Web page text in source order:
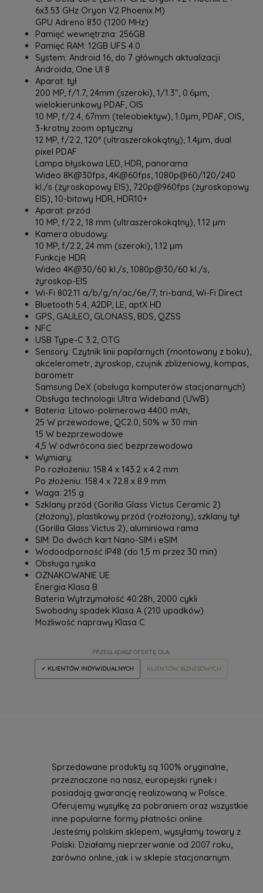
6x3.53 GHz Oryon V2 Phoenix M)
GPU Adreno 830 (1200 MHz)
Pamięć wewnętrzna: 256GB
Pamięć RAM: 12GB UFS 4.0
System: Android 16, do 7 głównych aktualizacji
Androida, One UI 8
Aparat: tył
‎200 MP, f/1.7, 24mm (szeroki), 1/1.3", 0.6μm,
wielokierunkowy PDAF, OIS
10 MP, f/2.4, 67mm (teleobiektyw), 1.0μm, PDAF, OIS,
3-krotny zoom optyczny
12 MP, f/2.2, 120° (ultraszerokokątny), 1.4μm, dual
pixel PDAF
Lampa błyskowa LED, HDR, panorama
Wideo 8K@30fps, 4K@60fps, 1080p@60/120/240
kl./s (żyroskopowy EIS), 720p@960fps (żyroskopowy
EIS), 10-bitowy HDR, HDR10+
Aparat: przód
10 MP, f/2.2, 18 mm (ultraszerokokątny), 1.12 μm
Kamera obudowy:‎
10 MP, f/2.2, 24 mm (szeroki), 1.12 μm
Funkcje HDR
Wideo 4K@30/60 kl./s, 1080p@30/60 kl./s,
żyroskop-EIS
Wi-Fi 802.11 a/b/g/n/ac/6e/7, tri-band, Wi-Fi Direct
Bluetooth 5.4, A2DP, LE, aptX HD
GPS, GALILEO, GLONASS, BDS, QZSS
NFC
USB Type-C 3.2, OTG
Sensory: Czytnik linii papilarnych (montowany z boku),
akcelerometr, żyroskop, czujnik zbliżeniowy, kompas,
barometr
Samsung DeX (obsługa komputerów stacjonarnych)
Obsługa technologii Ultra Wideband (UWB)
Bateria: Litowo-polimerowa 4400 mAh,
‎‎25 W przewodowe, QC2.0, 50% w 30 min
15 W bezprzewodowe
4,5 W odwrócona sieć bezprzewodowa
Wymiary:
‎Po rozłożeniu: 158.4 x 143.2 x 4.2 mm
‎Po złożeniu: 158.4 x 72.8 x 8.9 mm
Waga: 215 g
Szklany przód (Gorilla Glass Victus Ceramic 2)
(złożony), plastikowy przód (rozłożony), szklany tył
(Gorilla Glass Victus 2), aluminiowa rama
SIM: Do dwóch kart Nano-SIM i eSIM
‎Wodoodporność IP48 (do 1,5 m przez 30 min)
Obsługa rysika
OZNAKOWANIE UE
Energia Klasa B
Bateria Wytrzymałość 40:28h, 2000 cykli
Swobodny spadek Klasa A (210 upadków)
Możliwość naprawy Klasa C
PRZEGLĄDASZ OFERTĘ DLA:
✓ KLIENTÓW INDYWIDUALNYCH KLIENTÓW BIZNESOWYCH
Sprzedawane produkty są 100% oryginalne,
przeznaczone na nasz, europejski rynek i
posiadają gwarancję realizowaną w Polsce.
Oferujemy wysyłkę za pobraniem oraz wszystkie
inne popularne formy płatności online.
Jesteśmy polskim sklepem, wysyłamy towary z
Polski. Działamy nieprzerwanie od 2007 roku,
zarówno online, jak i w sklepie stacjonarnym.